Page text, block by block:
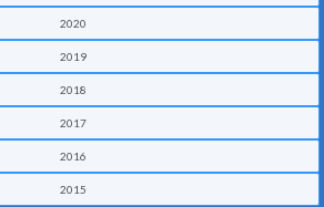
2020
2019
2018
2017
2016
2015